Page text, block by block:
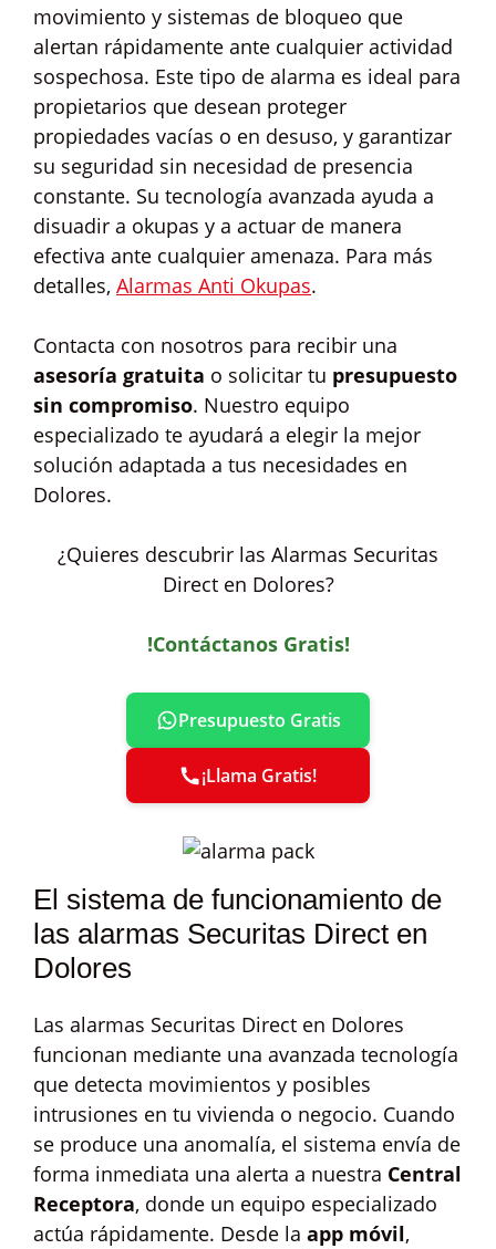
movimiento y sistemas de bloqueo que
alertan rápidamente ante cualquier actividad
sospechosa. Este tipo de alarma es ideal para
propietarios que desean proteger
propiedades vacías o en desuso, y garantizar
su seguridad sin necesidad de presencia
constante. Su tecnología avanzada ayuda a
disuadir a okupas y a actuar de manera
efectiva ante cualquier amenaza. Para más
detalles, Alarmas Anti Okupas.
Contacta con nosotros para recibir una
asesoría gratuita o solicitar tu presupuesto
sin compromiso. Nuestro equipo
especializado te ayudará a elegir la mejor
solución adaptada a tus necesidades en
Dolores.
¿Quieres descubrir las Alarmas Securitas
Direct en Dolores?
!Contáctanos Gratis!
Presupuesto Gratis
¡Llama Gratis!
El sistema de funcionamiento de
las alarmas Securitas Direct en
Dolores
Las alarmas Securitas Direct en Dolores
funcionan mediante una avanzada tecnología
que detecta movimientos y posibles
intrusiones en tu vivienda o negocio. Cuando
se produce una anomalía, el sistema envía de
forma inmediata una alerta a nuestra Central
Receptora, donde un equipo especializado
actúa rápidamente. Desde la app móvil,